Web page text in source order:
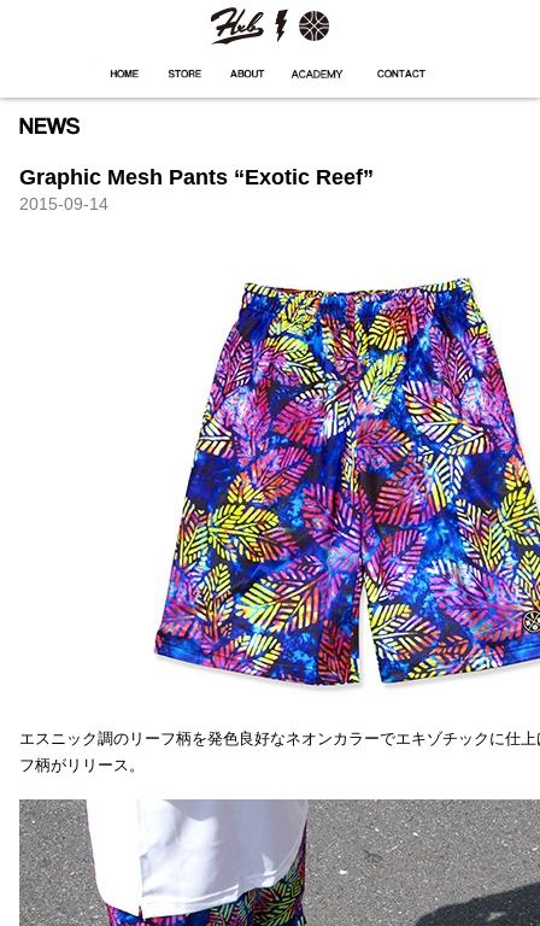
Graphic Mesh Pants “Exotic Reef”
2015-09-14
エスニック調のリーフ柄を発色良好なネオンカラーでエキゾチックに仕
フ柄がリリース。